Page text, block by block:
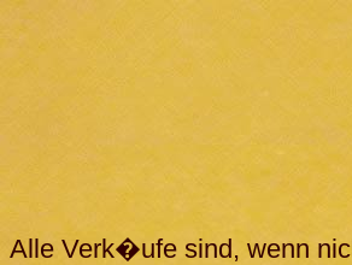
Alle Verk�ufe sind, wenn